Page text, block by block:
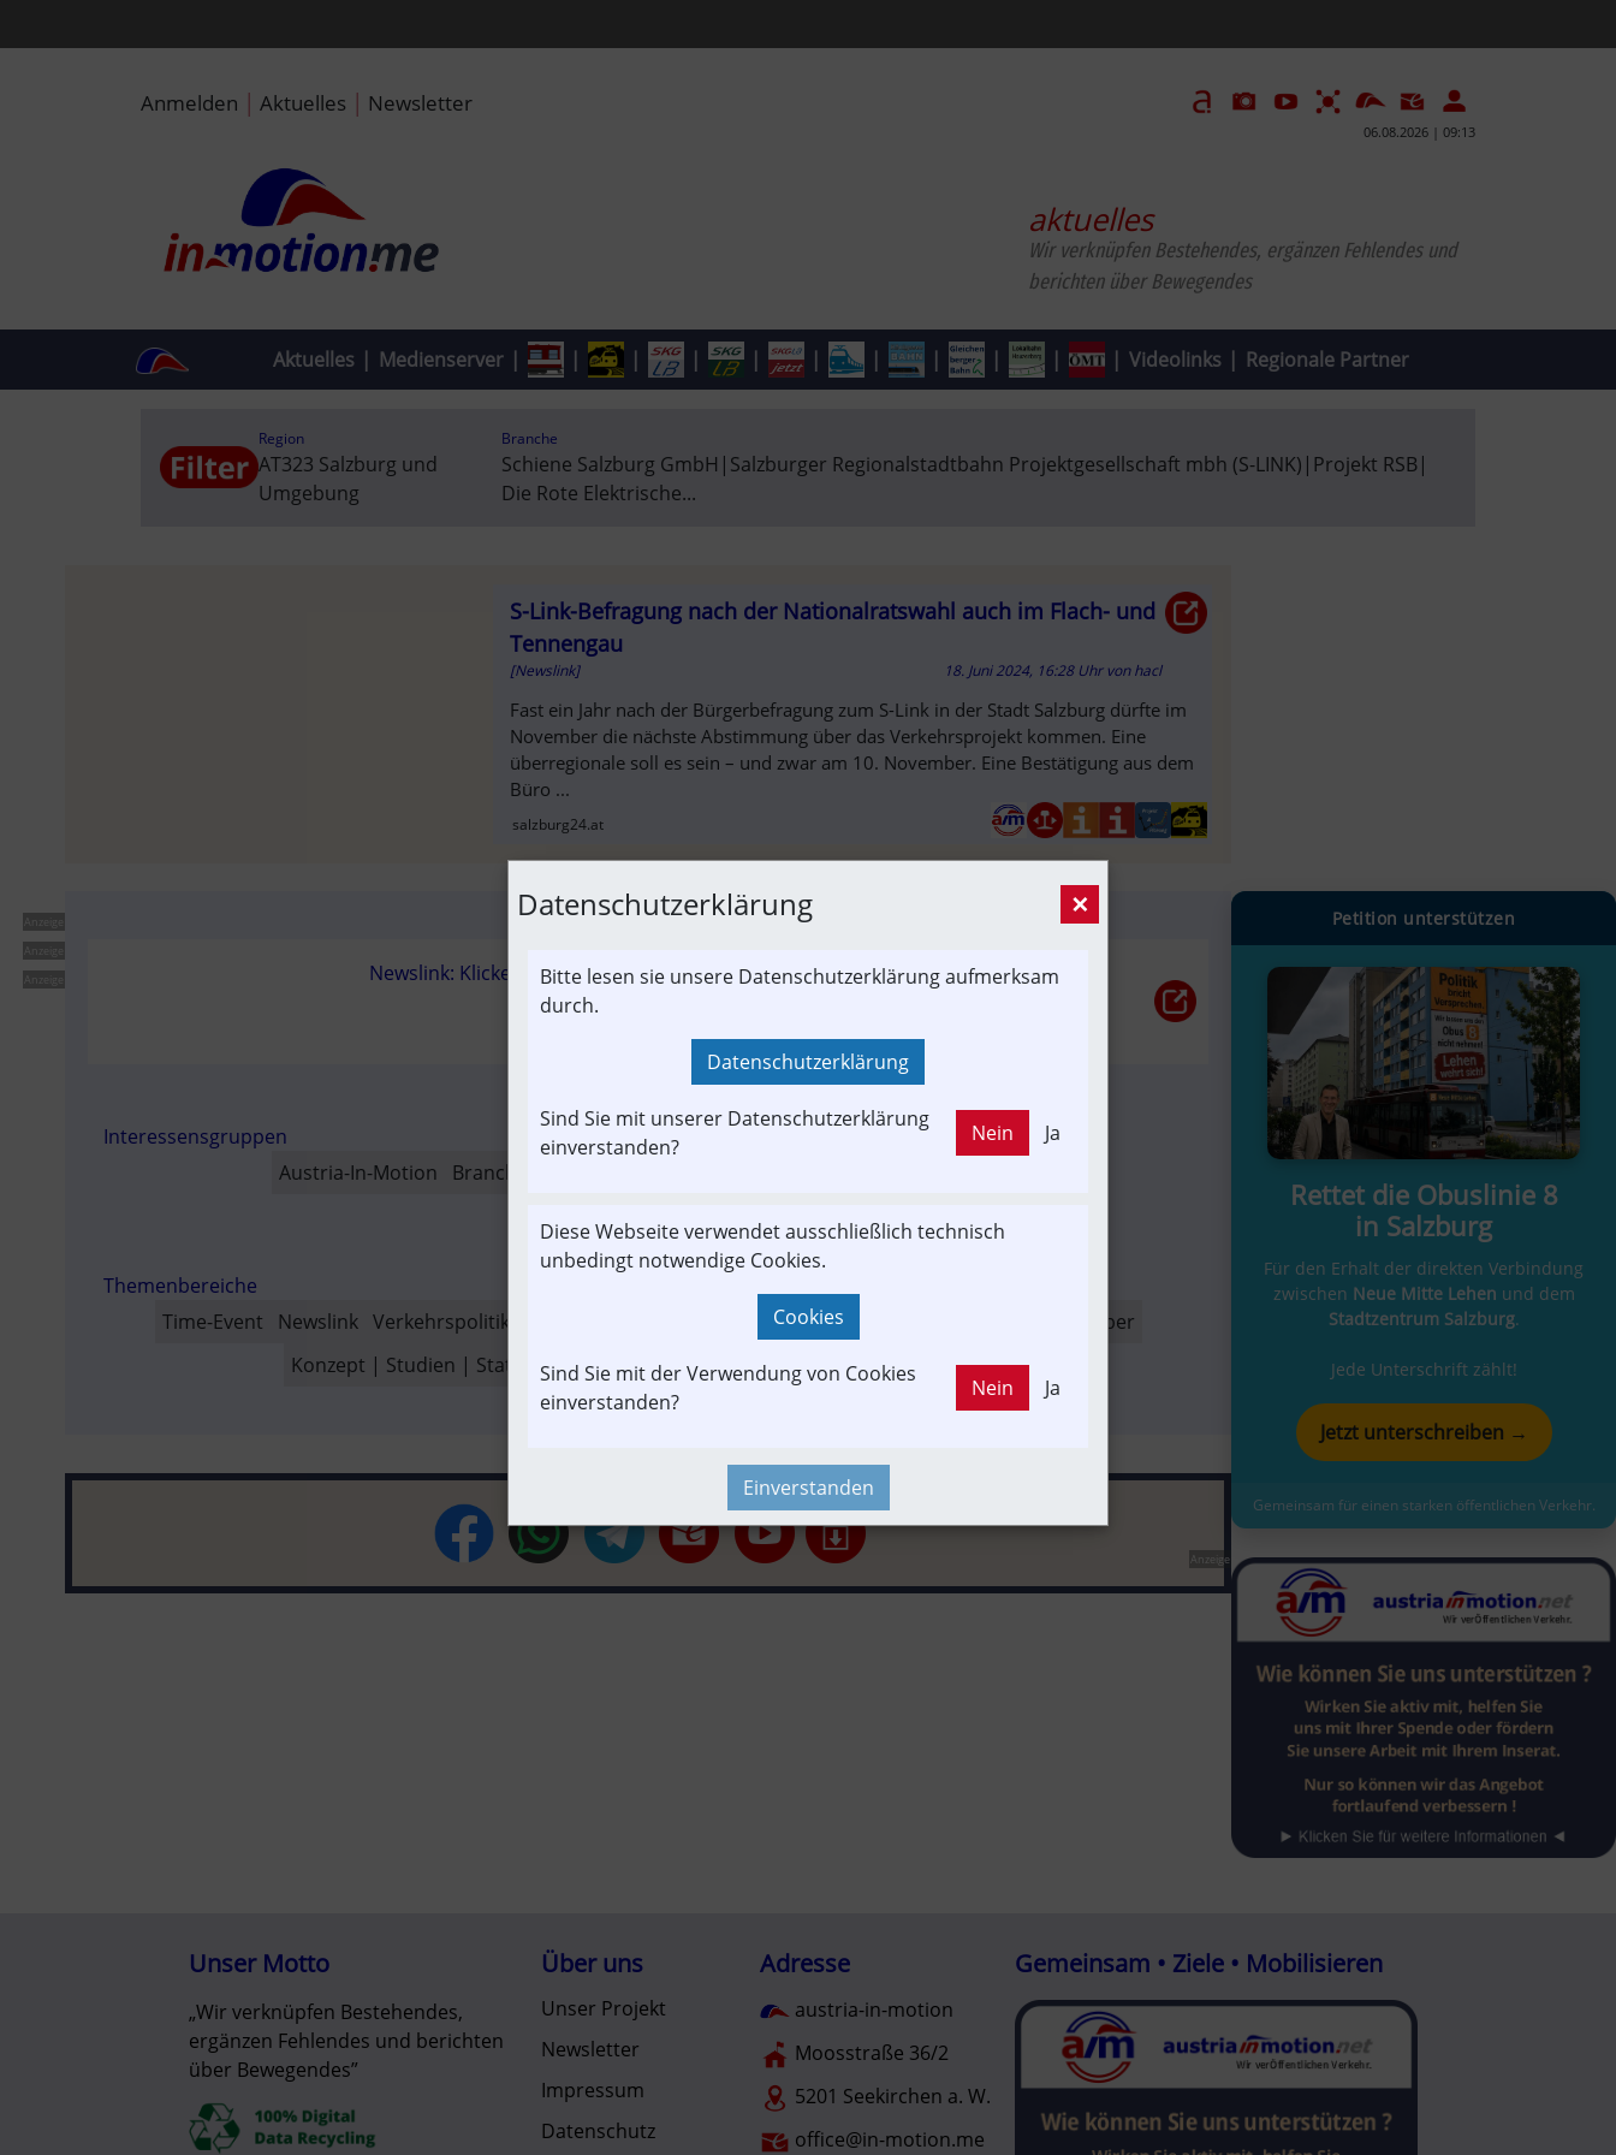
Anmelden | Aktuelles | Newsletter
06.08.2026 | 09:13
aktuelles
Wir verknüpfen Bestehendes, ergänzen Fehlendes und
berichten über Bewegendes
Aktuelles | Medienserver | | | | | | | | | | | Videolinks | Regionale Partner
Region
AT323 Salzburg und
Umgebung
Branche
Schiene Salzburg GmbH | Salzburger Regionalstadtbahn Projektgesellschaft mbh (S-LINK) | Projekt RSB|
Die Rote Elektrische...
Anzeige
Anzeige
Anzeige
AUSVERKAUFT
SOLD OUT
SOLD OUT
S-Link-Befragung nach der Nationalratswahl auch im Flach- und
Tennengau
[Newslink] 18. Juni 2024, 16:28 Uhr vonhacl
Fast ein Jahr nach der Bürgerbefragung zum S-Link in der Stadt Salzburg dürfte im
November die nächste Abstimmung über das Verkehrsprojekt kommen. Eine
überregionale soll es sein – und zwar am 10. November. Eine Bestätigung aus dem
Büro ...
salzburg24.at
Newslink: Klicken Sie hier um auf den externen Artikel von
salzburg24.at
Interessensgruppen
Austria-In-Motion
Branchenbeitrag
Themenbereiche
Time-Event
Newslink Verkehrspolitik Strecken-Portrait
Betreiber
Konzept | Studien | Statistik Forschung & Innovation Infrastruktur Finanzen
Petition unterstützen
Rettet die Obuslinie 8
in Salzburg
Für den Erhalt der direkten Verbindung
zwischen Neue Mitte Lehen und dem
Stadtzentrum Salzburg.
Jede Unterschrift zählt!
Jetzt unterschreiben →
Gemeinsam für einen starken öffentlichen Verkehr.
Anzeige
Unser Motto
„Wir verknüpfen Bestehendes,
ergänzen Fehlendes und berichten
über Bewegendes”
Über uns
Unser Projekt
Newsletter
Impressum
Datenschutz
Adresse
austria-in-motion
Moosstraße 36/2
5201 Seekirchen a. W.
office@in-motion.me
Gemeinsam • Ziele • Mobilisieren
Datenschutzerklärung ×
Bitte lesen sie unsere Datenschutzerklärung aufmerksam
durch.
Datenschutzerklärung
Sind Sie mit unserer Datenschutzerklärung
einverstanden?
Nein Ja
Diese Webseite verwendet ausschließlich technisch
unbedingt notwendige Cookies.
Cookies
Sind Sie mit der Verwendung von Cookies
einverstanden?
Nein Ja
Einverstanden